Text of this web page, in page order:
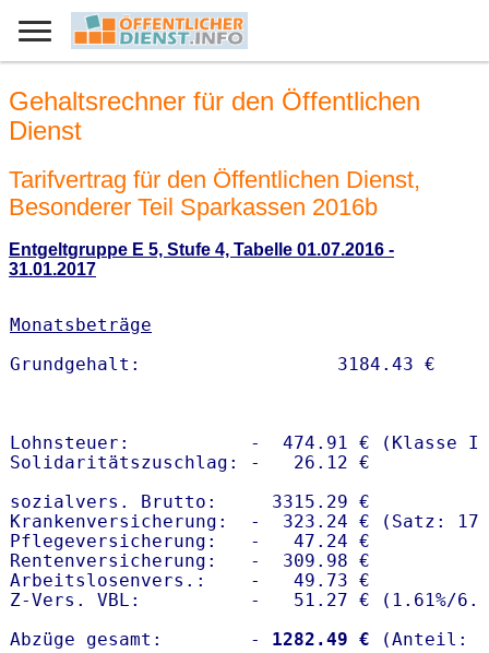
Gehaltsrechner für den Öffentlichen
Dienst
Tarifvertrag für den Öffentlichen Dienst,
Besonderer Teil Sparkassen 2016b
Entgeltgruppe E 5, Stufe 4, Tabelle 01.07.2016 -
31.01.2017
Monatsbeträge
Lohnsteuer:           -  474.91 € (Klasse I)
Solidaritätszuschlag: -   26.12 €
sozialvers. Brutto:     3315.29 €
Krankenversicherung:  -  323.24 € (Satz:
Pflegeversicherung:   -   47.24 €
Rentenversicherung:   -  309.98 €
Arbeitslosenvers.:    -   49.73 €
Z-Vers. VBL:          -   51.27 € ( 1.61%/
Abzüge gesamt:        -
1282.49 €